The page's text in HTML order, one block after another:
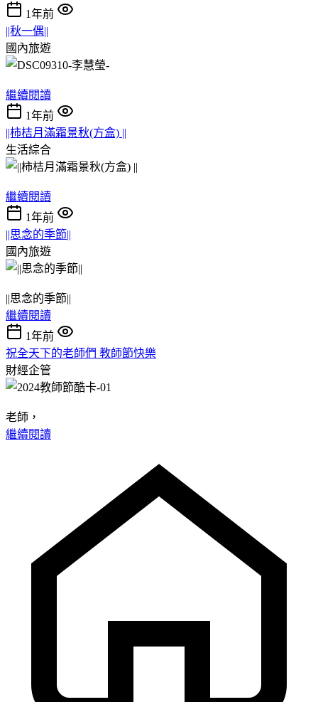
1年前
||秋一偶||
國內旅遊
繼續閱讀
1年前
||柿桔月滿霜景秋(方盒) ||
生活綜合
繼續閱讀
1年前
||思念的季節||
國內旅遊
||思念的季節||
繼續閱讀
1年前
祝全天下的老師們 教師節快樂
財經企管
老師，
繼續閱讀